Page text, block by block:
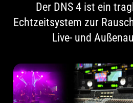
Der DNS 4 ist ein
Echtzeitsystem zur
Live- und